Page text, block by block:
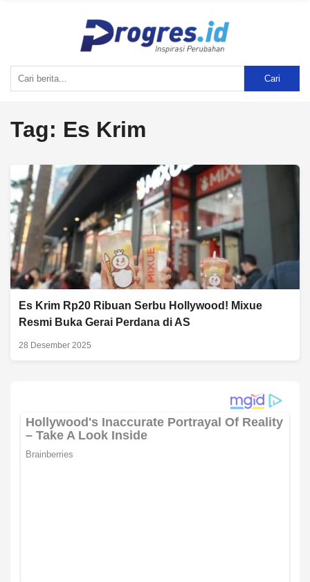
Cari
Tag: Es Krim
Es Krim Rp20 Ribuan Serbu Hollywood! Mixue
Resmi Buka Gerai Perdana di AS
28 Desember 2025